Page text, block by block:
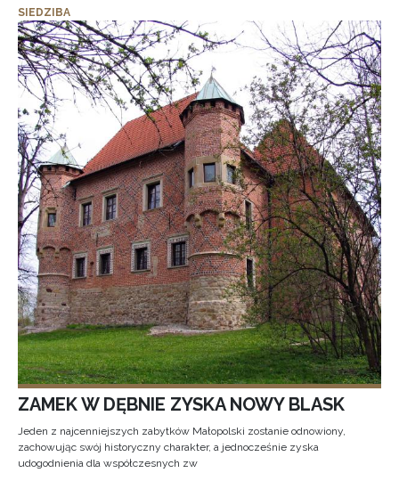
SIEDZIBA
ZAMEK W DĘBNIE ZYSKA NOWY BLASK
Jeden z najcenniejszych zabytków Małopolski zostanie odnowiony,
zachowując swój historyczny charakter, a jednocześnie zyska
udogodnienia dla współczesnych zw